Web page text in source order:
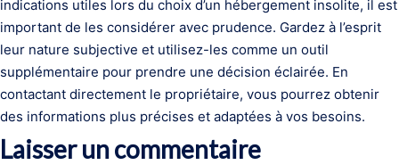
indications utiles lors du choix d’un hébergement insolite, il est
important de les considérer avec prudence. Gardez à l’esprit
leur nature subjective et utilisez-les comme un outil
supplémentaire pour prendre une décision éclairée. En
contactant directement le propriétaire, vous pourrez obtenir
des informations plus précises et adaptées à vos besoins.
Laisser un commentaire